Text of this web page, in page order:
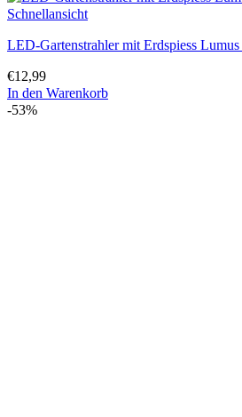
Schnellansicht
LED-Gartenstrahler mit Erdspiess
€12,99
In den Warenkorb
-53%